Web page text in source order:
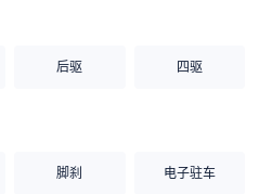
后驱 四驱
脚刹 电子驻车